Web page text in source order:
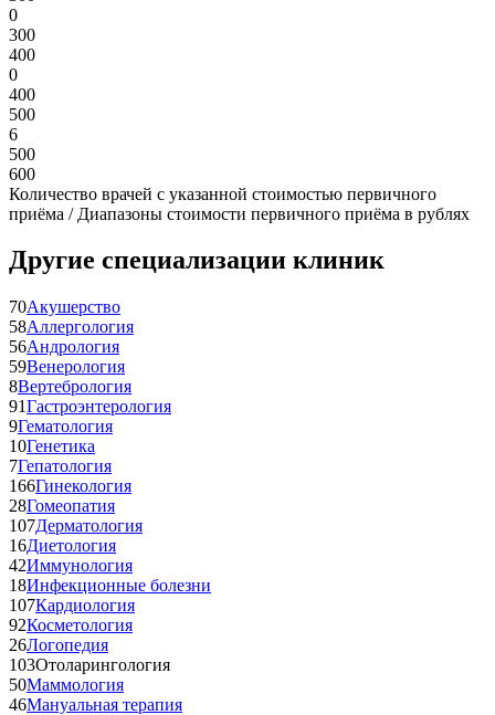
0
300
400
0
400
500
6
500
600
Количество врачей с указанной стоимостью первичного
приёма / Диапазоны стоимости первичного приёма в рублях
Другие специализации клиник
70Акушерство
58Аллергология
56Андрология
59Венерология
8Вертебрология
91Гастроэнтерология
9Гематология
10Генетика
7Гепатология
166Гинекология
28Гомеопатия
107Дерматология
16Диетология
42Иммунология
18Инфекционные болезни
107Кардиология
92Косметология
26Логопедия
103Отоларингология
50Маммология
46Мануальная терапия